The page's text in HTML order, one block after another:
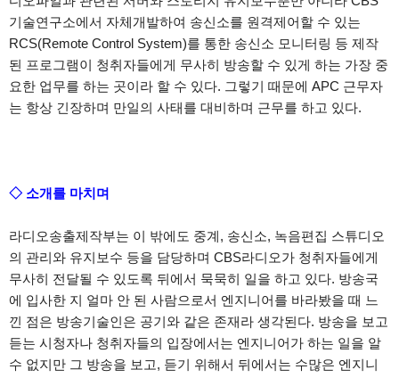
기술연구소에서 자체개발하여 송신소를 원격제어할 수 있는
RCS(Remote Control System)를 통한 송신소 모니터링 등 제작
된 프로그램이 청취자들에게 무사히 방송할 수 있게 하는 가장 중
요한 업무를 하는 곳이라 할 수 있다. 그렇기 때문에 APC 근무자
는 항상 긴장하며 만일의 사태를 대비하며 근무를 하고 있다.
◇ 소개를 마치며
라디오송출제작부는 이 밖에도 중계, 송신소, 녹음편집 스튜디오
의 관리와 유지보수 등을 담당하며 CBS라디오가 청취자들에게
무사히 전달될 수 있도록 뒤에서 묵묵히 일을 하고 있다. 방송국
에 입사한 지 얼마 안 된 사람으로서 엔지니어를 바라봤을 때 느
낀 점은 방송기술인은 공기와 같은 존재라 생각된다. 방송을 보고
듣는 시청자나 청취자들의 입장에서는 엔지니어가 하는 일을 알
수 없지만 그 방송을 보고, 듣기 위해서 뒤에서는 수많은 엔지니